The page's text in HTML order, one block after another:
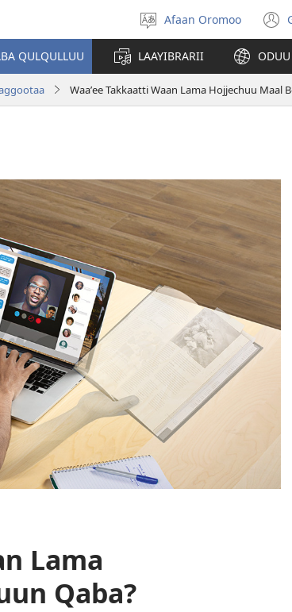
Afaan
filadhu
Afaan Oromoo
QULQULLUU LAAYIBRARII ODUU
Waaʼee Takkaatti Waan Lama Hojjechuu Maal
Lama
Qaba?